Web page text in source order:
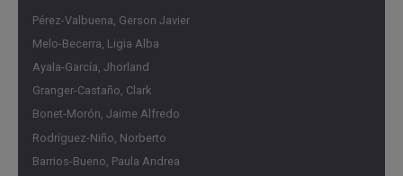
Pérez-Valbuena, Gerson Javier
Melo-Becerra, Ligia Alba
Ayala-García, Jhorland
Granger-Castaño, Clark
Bonet-Morón, Jaime Alfredo
Rodríguez-Niño, Norberto
Barrios-Bueno, Paula Andrea
fiscal subnacional. Del mismo modo se analizan los
efectos de los aislamientos preventivos por el COVID-19
de municipios y departamentos. Por último, y luego de una
extensa y cuidadosa revisión de las experiencias
internacionales, en cuanto a la implementación y
funcionamiento de reglas fiscales, se identifican las